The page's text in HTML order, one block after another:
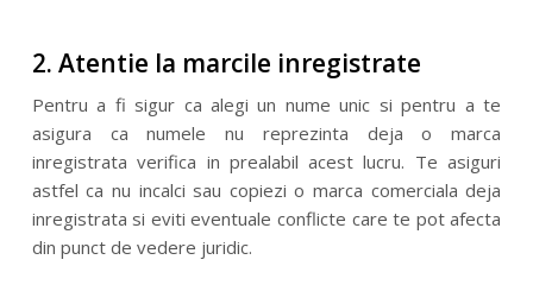
2. Atentie la marcile inregistrate
Pentru a fi sigur ca alegi un nume unic si pentru a te
asigura ca numele nu reprezinta deja o marca
inregistrata verifica in prealabil acest lucru. Te asiguri
astfel ca nu incalci sau copiezi o marca comerciala deja
inregistrata si eviti eventuale conflicte care te pot afecta
din punct de vedere juridic.